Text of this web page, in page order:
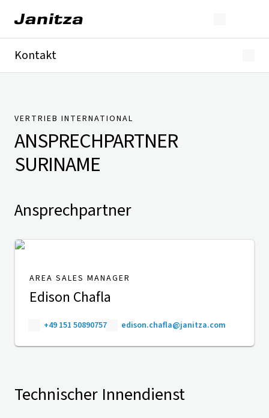
Kontakt
Presse
VERTRIEB INTERNATIONAL
ANSPRECHPARTNER
SURINAME
Ansprechpartner
AREA SALES MANAGER
Edison Chafla
+49 151 50890757 edison.chafla@janitza.com
Technischer Innendienst